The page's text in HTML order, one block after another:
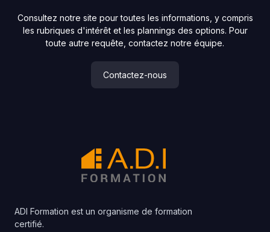
Consultez notre site pour toutes les informations, y compris
les rubriques d'intérêt et les plannings des options. Pour
toute autre requête, contactez notre équipe.
Contactez-nous
ADI Formation est un organisme de formation
certifié.